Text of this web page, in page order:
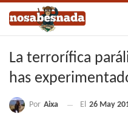
La terrorífica
has
Por Aixa El 26 May